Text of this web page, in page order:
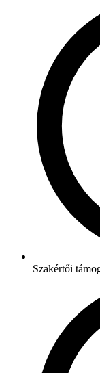
Szakértői